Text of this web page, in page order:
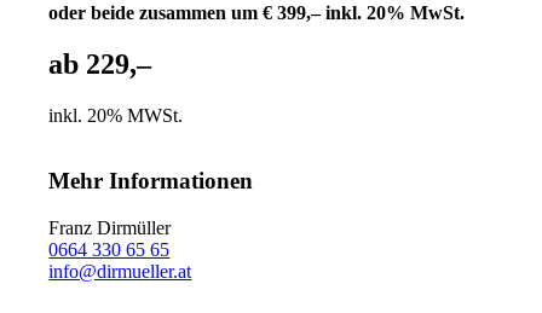
oder beide zusammen um € 399,– inkl. 20% MwSt.
ab 229,–
inkl. 20% MWSt.
Mehr Informationen
Franz Dirmüller
0664 330 65 65
info@dirmueller.at